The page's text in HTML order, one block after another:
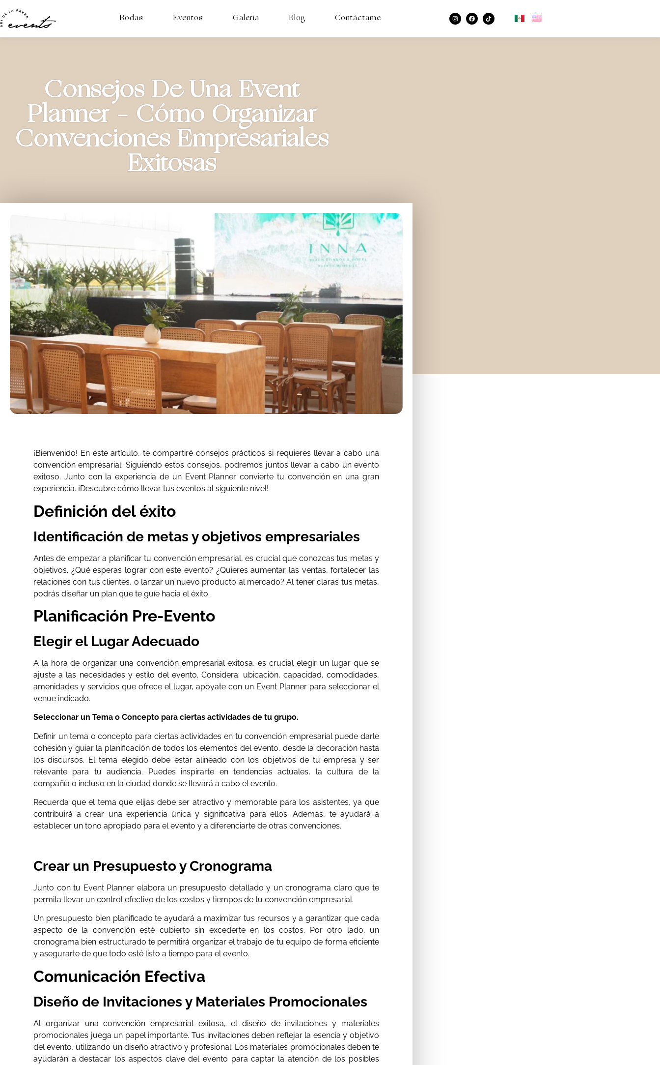
Bodas Eventos Galería Blog Contáctame
Consejos De Una Event
Planner – Cómo Organizar
Convenciones Empresariales
Exitosas
¡Bienvenido! En este artículo, te compartiré consejos prácticos si requieres llevar a cabo una
convención empresarial. Siguiendo estos consejos, podremos juntos llevar a cabo un evento
exitoso. Junto con la experiencia de un Event Planner convierte tu convención en una gran
experiencia. ¡Descubre cómo llevar tus eventos al siguiente nivel!
Definición del éxito
Identificación de metas y objetivos empresariales
Antes de empezar a planificar tu convención empresarial, es crucial que conozcas tus metas y
objetivos. ¿Qué esperas lograr con este evento? ¿Quieres aumentar las ventas, fortalecer las
relaciones con tus clientes, o lanzar un nuevo producto al mercado? Al tener claras tus metas,
podrás diseñar un plan que te guíe hacia el éxito.
Planificación Pre-Evento
Elegir el Lugar Adecuado
A la hora de organizar una convención empresarial exitosa, es crucial elegir un lugar que se
ajuste a las necesidades y estilo del evento. Considera: ubicación, capacidad, comodidades,
amenidades y servicios que ofrece el lugar, apóyate con un Event Planner para seleccionar el
venue indicado.
Seleccionar un Tema o Concepto para ciertas actividades de tu grupo.
Definir un tema o concepto para ciertas actividades en tu convención empresarial puede darle
cohesión y guiar la planificación de todos los elementos del evento, desde la decoración hasta
los discursos. El tema elegido debe estar alineado con los objetivos de tu empresa y ser
relevante para tu audiencia. Puedes inspirarte en tendencias actuales, la cultura de la
compañía o incluso en la ciudad donde se llevará a cabo el evento.
Recuerda que el tema que elijas debe ser atractivo y memorable para los asistentes, ya que
contribuirá a crear una experiencia única y significativa para ellos. Además, te ayudará a
establecer un tono apropiado para el evento y a diferenciarte de otras convenciones.
Crear un Presupuesto y Cronograma
Junto con tu Event Planner elabora un presupuesto detallado y un cronograma claro que te
permita llevar un control efectivo de los costos y tiempos de tu convención empresarial.
Un presupuesto bien planificado te ayudará a maximizar tus recursos y a garantizar que cada
aspecto de la convención esté cubierto sin excederte en los costos. Por otro lado, un
cronograma bien estructurado te permitirá organizar el trabajo de tu equipo de forma eficiente
y asegurarte de que todo esté listo a tiempo para el evento.
Comunicación Efectiva
Diseño de Invitaciones y Materiales Promocionales
Al organizar una convención empresarial exitosa, el diseño de invitaciones y materiales
promocionales juega un papel importante. Tus invitaciones deben reflejar la esencia y objetivo
del evento, utilizando un diseño atractivo y profesional. Los materiales promocionales deben te
ayudarán a destacar los aspectos clave del evento para captar la atención de los posibles